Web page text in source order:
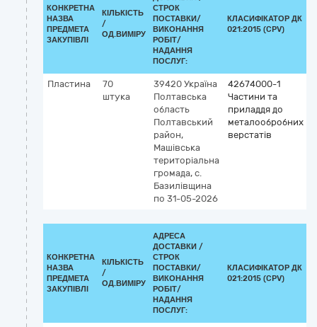
КОНКРЕТНА
НАЗВА
ПРЕДМЕТА
ЗАКУПІВЛІ
КІЛЬКІСТЬ
/
ОД.ВИМІРУ
СТРОК
ПОСТАВКИ/
ВИКОНАННЯ
РОБІТ/
НАДАННЯ
ПОСЛУГ:
КЛАСИФІКАТОР ДК
021:2015 (CPV)
Пластина
70
штука
39420 Україна
Полтавська
область
Полтавський
район,
Машівська
територіальна
громада, с.
Базилівщина
по 31-05-2026
42674000-1
Частини та
приладдя до
металообробних
верстатів
КОНКРЕТНА
НАЗВА
ПРЕДМЕТА
ЗАКУПІВЛІ
КІЛЬКІСТЬ
/
ОД.ВИМІРУ
АДРЕСА
ДОСТАВКИ /
СТРОК
ПОСТАВКИ/
ВИКОНАННЯ
РОБІТ/
НАДАННЯ
ПОСЛУГ:
КЛАСИФІКАТОР ДК
021:2015 (CPV)